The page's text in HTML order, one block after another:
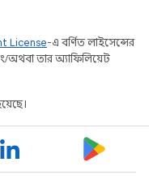
License-এ বর্ণিত লাইসেন্সের
অথবা তার অ্যাফিলিয়েট